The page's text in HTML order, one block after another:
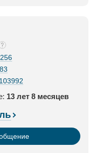
256
103992
13 лет 8 месяцев